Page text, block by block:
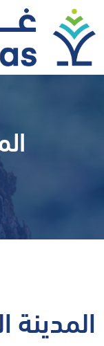
المدينة